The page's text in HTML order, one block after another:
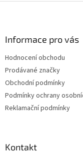
Informace pro vás
Hodnocení obchodu
Prodávané značky
Obchodní podmínky
Podmínky ochrany
Reklamační podmínky
Kontakt